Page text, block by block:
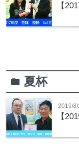
【
folder 夏杯
2019/8/
【